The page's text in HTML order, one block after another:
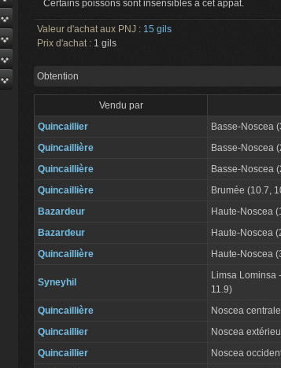
Certains poissons sont insensibles à cet appât.
Valeur d'achat aux PNJ : 15 gils
Prix d'achat : 1 gils
Obtention
Vendu par
Quincaillier
Basse-Noscea
Quincaillière
Basse-Noscea
Quincaillière
Basse-Noscea
Quincaillière
Brumée (10.7,
Bazardeur
Haute-Noscea
Bazardeur
Haute-Noscea
Quincaillière
Haute-Noscea
Syneyhil
Limsa Lominsa
11.9)
Quincaillière
Noscea
Quincaillier
Noscea
Quincaillier
Noscea